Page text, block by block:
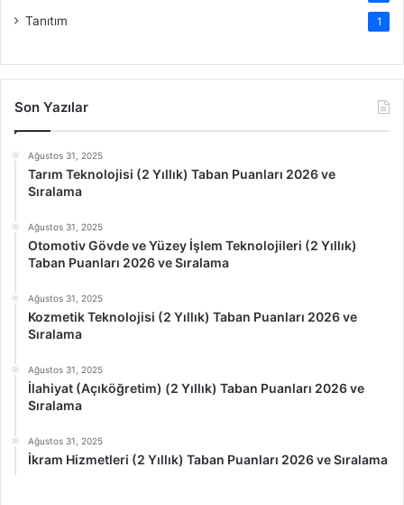
Tanıtım 1
Son Yazılar
Ağustos 31, 2025
Tarım Teknolojisi (2 Yıllık) Taban Puanları 2026 ve
Sıralama
Ağustos 31, 2025
Otomotiv Gövde ve Yüzey İşlem Teknolojileri (2 Yıllık)
Taban Puanları 2026 ve Sıralama
Ağustos 31, 2025
Kozmetik Teknolojisi (2 Yıllık) Taban Puanları 2026 ve
Sıralama
Ağustos 31, 2025
İlahiyat (Açıköğretim) (2 Yıllık) Taban Puanları 2026 ve
Sıralama
Ağustos 31, 2025
İkram Hizmetleri (2 Yıllık) Taban Puanları 2026 ve Sıralama